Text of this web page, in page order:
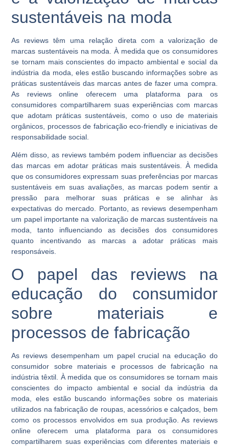
sustentáveis na moda
As reviews têm uma relação direta com a valorização de
marcas sustentáveis na moda. À medida que os consumidores
se tornam mais conscientes do impacto ambiental e social da
indústria da moda, eles estão buscando informações sobre as
práticas sustentáveis das marcas antes de fazer uma compra.
As reviews online oferecem uma plataforma para os
consumidores compartilharem suas experiências com marcas
que adotam práticas sustentáveis, como o uso de materiais
orgânicos, processos de fabricação eco-friendly e iniciativas de
responsabilidade social.
Além disso, as reviews também podem influenciar as decisões
das marcas em adotar práticas mais sustentáveis. À medida
que os consumidores expressam suas preferências por marcas
sustentáveis em suas avaliações, as marcas podem sentir a
pressão para melhorar suas práticas e se alinhar às
expectativas do mercado. Portanto, as reviews desempenham
um papel importante na valorização de marcas sustentáveis na
moda, tanto influenciando as decisões dos consumidores
quanto incentivando as marcas a adotar práticas mais
responsáveis.
O papel das reviews na
educação do consumidor
sobre materiais e
processos de fabricação
As reviews desempenham um papel crucial na educação do
consumidor sobre materiais e processos de fabricação na
indústria têxtil. À medida que os consumidores se tornam mais
conscientes do impacto ambiental e social da indústria da
moda, eles estão buscando informações sobre os materiais
utilizados na fabricação de roupas, acessórios e calçados, bem
como os processos envolvidos em sua produção. As reviews
online oferecem uma plataforma para os consumidores
compartilharem suas experiências com diferentes materiais e